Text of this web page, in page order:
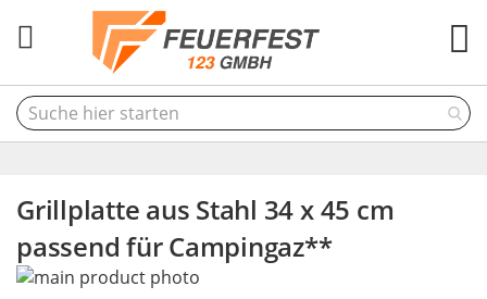
Grillplatte aus Stahl 34 x 45 cm
passend für Campingaz**
Skip